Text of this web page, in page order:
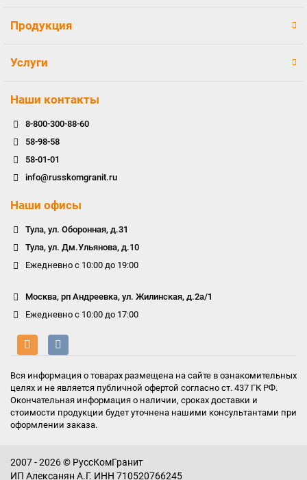
Продукция
Услуги
Наши контакты
8-800-300-88-60
58-98-58
58-01-01
info@russkomgranit.ru
Наши офисы
Тула, ул. Оборонная, д.31
Тула, ул. Дм.Ульянова, д.10
Ежедневно с 10:00 до 19:00
Москва, рп Андреевка, ул. Жилинская, д.2а/1
Ежедневно с 10:00 до 17:00
Вся информация о товарах размещена на сайте в ознакомительных
целях и не является публичной офертой согласно ст. 437 ГК РФ.
Окончательная информация о наличии, сроках доставки и
стоимости продукции будет уточнена нашими консультантами при
оформлении заказа.
2007 - 2026 © РуссКомГранит
ИП Алексанян А.Г. ИНН 710520766245